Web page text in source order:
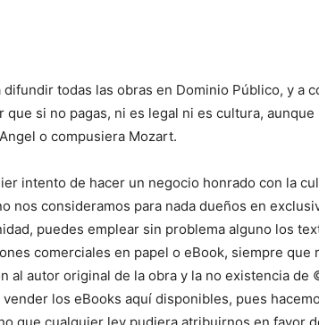
todas las obras en Dominio Público, y a
si no pagas, ni es legal ni es cultura,
o compusiera Mozart.
intento de hacer un negocio honrado con la
nos consideramos para nada dueños en
puedes emplear sin problema alguno los
comerciales en papel o eBook, siempre que
al autor original de la obra y la no existencia de
los eBooks aquí disponibles, pues